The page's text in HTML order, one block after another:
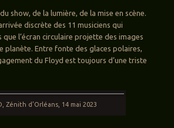
show, de la lumière, de la mise en scène.
discrète des 11 musiciens qui
l’écran circulaire projette des images
planète. Entre fonte des glaces polaires,
du Floyd est toujours d’une triste
Zénith d’Orléans, 14 mai 2023